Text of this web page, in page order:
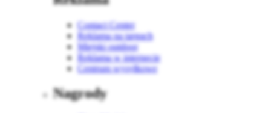
Contact Center
Reklama na targach
Miejski outdoor
Reklama w internecie
Centrum wysyłkowe
Nagrody